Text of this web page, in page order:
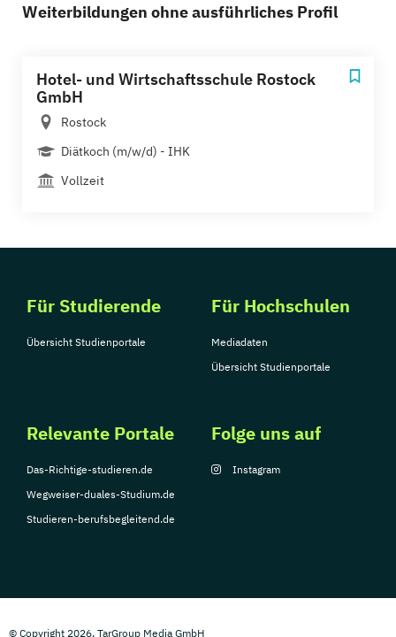
Weiterbildungen ohne ausführliches Profil
Hotel- und Wirtschaftsschule Rostock
GmbH
Rostock
Diätkoch (m/w/d) - IHK
Vollzeit
Für Studierende
Übersicht Studienportale
Für Hochschulen
Mediadaten
Übersicht Studienportale
Relevante Portale
Das-Richtige-studieren.de
Wegweiser-duales-Studium.de
Studieren-berufsbegleitend.de
Folge uns auf
Instagram
© Copyright 2026, TarGroup Media GmbH